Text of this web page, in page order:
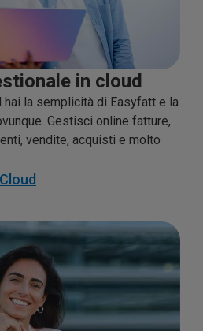
in cloud
hai la semplicità di Easyfatt e la
Gestisci online fatture,
vendite, acquisti e molto